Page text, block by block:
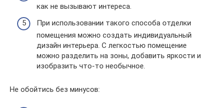
как не вызывают интереса.
При использовании такого способа отделки
помещения можно создать индивидуальный
дизайн интерьера. С легкостью помещение
можно разделить на зоны, добавить яркости и
изобразить что-то необычное.
Не обойтись без минусов: